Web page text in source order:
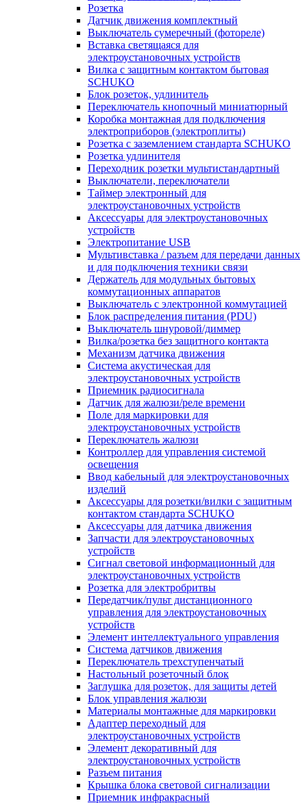
Розетка
Датчик движения комплектный
Выключатель сумеречный (фотореле)
Вставка светящаяся для
электроустановочных устройств
Вилка с защитным контактом бытовая
SCHUKO
Блок розеток, удлинитель
Переключатель кнопочный миниатюрный
Коробка монтажная для подключения
электроприборов (электроплиты)
Розетка с заземлением стандарта SCHUKO
Розетка удлинителя
Переходник розетки мультистандартный
Выключатели, переключатели
Таймер электронный для
электроустановочных устройств
Аксессуары для электроустановочных
устройств
Электропитание USB
Мультивставка / разъем для передачи данных
и для подключения техники связи
Держатель для модульных бытовых
коммутационных аппаратов
Выключатель с электронной коммутацией
Блок распределения питания (PDU)
Выключатель шнуровой/диммер
Вилка/розетка без защитного контакта
Механизм датчика движения
Система акустическая для
электроустановочных устройств
Приемник радиосигнала
Датчик для жалюзи/реле времени
Поле для маркировки для
электроустановочных устройств
Переключатель жалюзи
Контроллер для управления системой
освещения
Ввод кабельный для электроустановочных
изделий
Аксессуары для розетки/вилки с защитным
контактом стандарта SCHUKO
Аксессуары для датчика движения
Запчасти для электроустановочных
устройств
Сигнал световой информационный для
электроустановочных устройств
Розетка для электробритвы
Передатчик/пульт дистанционного
управления для электроустановочных
устройств
Элемент интеллектуального управления
Система датчиков движения
Переключатель трехступенчатый
Настольный розеточный блок
Заглушка для розеток, для защиты детей
Блок управления жалюзи
Материалы монтажные для маркировки
Адаптер переходный для
электроустановочных устройств
Элемент декоративный для
электроустановочных устройств
Разъем питания
Крышка блока световой сигнализации
Приемник инфракрасный